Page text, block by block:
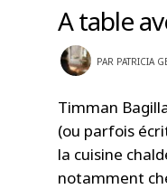
A table
PAR PATRICIA
Timman
(ou parfois
la cuisine
notamment